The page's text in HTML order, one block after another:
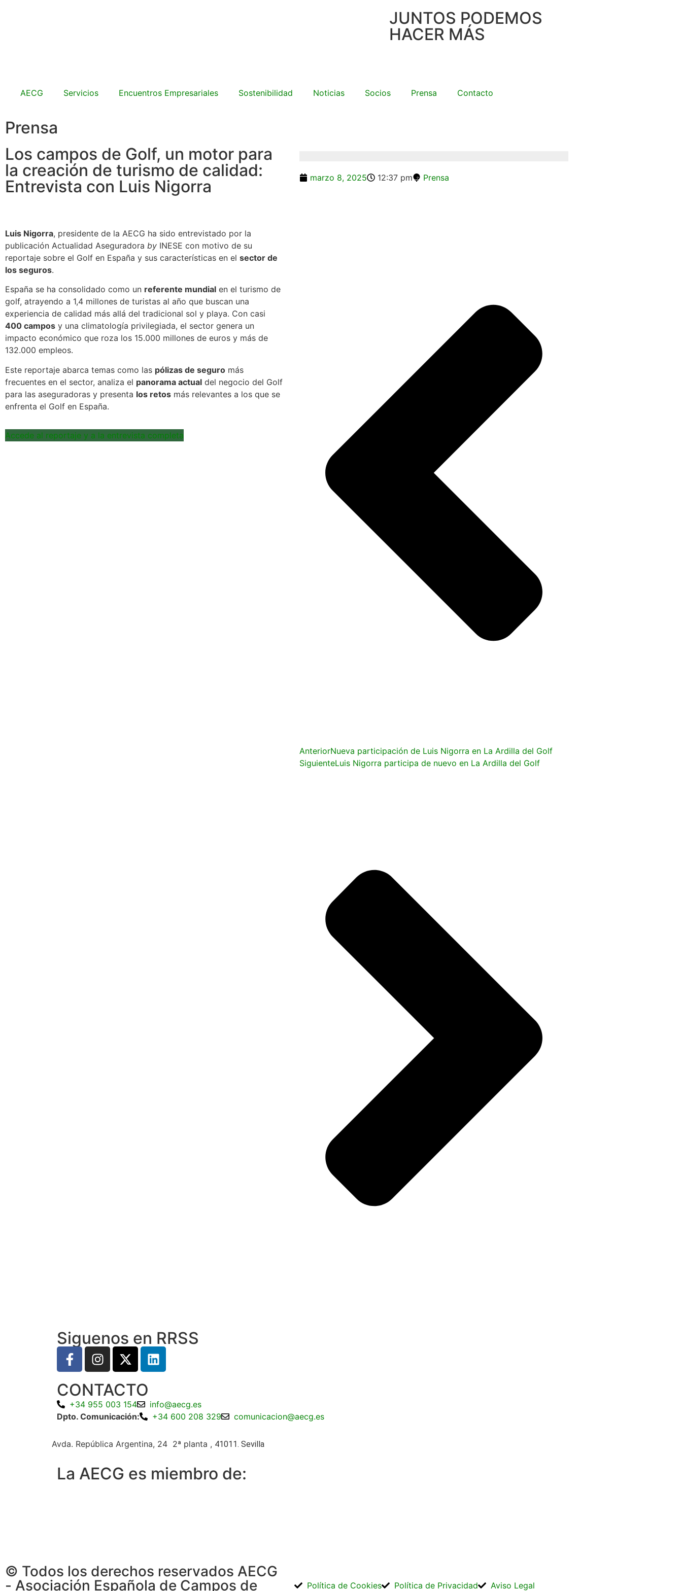
JUNTOS PODEMOS
HACER MÁS
AECG Servicios Encuentros Empresariales Sostenibilidad Noticias Socios Prensa Contacto
Prensa
Los campos de Golf, un motor para
la creación de turismo de calidad:
Entrevista con Luis Nigorra
Luis Nigorra, presidente de la AECG ha sido entrevistado por la
publicación Actualidad Aseguradora by INESE con motivo de su
reportaje sobre el Golf en España y sus características en el sector de
los seguros.
España se ha consolidado como un referente mundial en el turismo de
golf, atrayendo a 1,4 millones de turistas al año que buscan una
experiencia de calidad más allá del tradicional sol y playa. Con casi
400 campos y una climatología privilegiada, el sector genera un
impacto económico que roza los 15.000 millones de euros y más de
132.000 empleos.
Este reportaje abarca temas como las pólizas de seguro más
frecuentes en el sector, analiza el panorama actual del negocio del Golf
para las aseguradoras y presenta los retos más relevantes a los que se
enfrenta el Golf en España.
Accede al reportaje y a la entrevista completa
marzo 8, 2025 12:37 pm Prensa
AnteriorNueva participación de Luis Nigorra en La Ardilla del Golf
SiguienteLuis Nigorra participa de nuevo en La Ardilla del Golf
Siguenos en RRSS
CONTACTO
+34 955 003 154
info@aecg.es
Dpto. Comunicación:
+34 600 208 329 comunicacion@aecg.es
Avda. República Argentina, 24 2ª planta , 41011. Sevilla
La AECG es miembro de:
© Todos los derechos reservados AECG
- Asociación Española de Campos de
Política de Cookies Política de Privacidad Aviso Legal